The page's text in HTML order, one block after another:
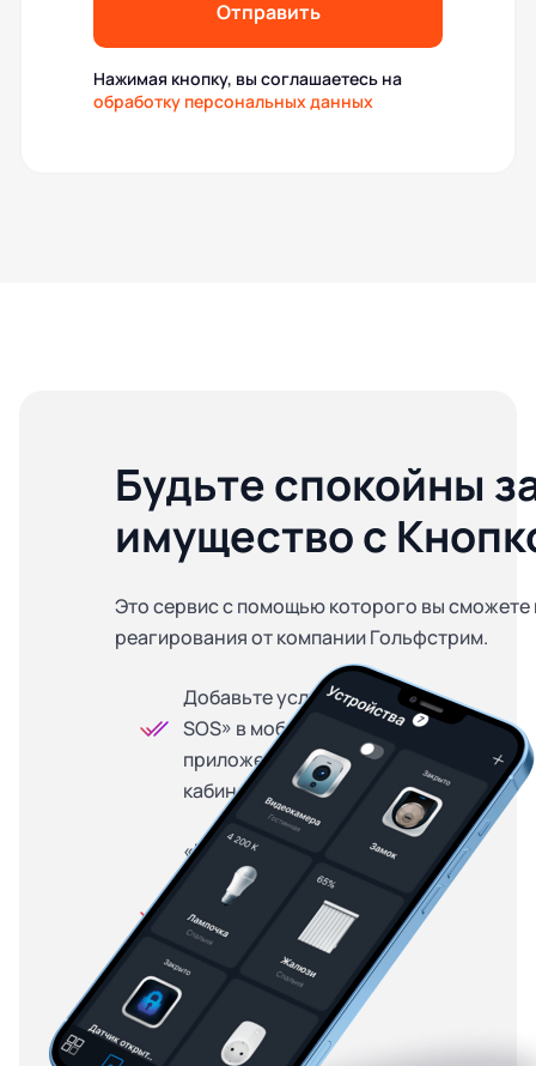
Отправить
Нажимая кнопку, вы соглашаетесь на
обработку персональных данных
Будьте спокойны
имущество с
Это сервис с помощью которого вы сможете
реагирования от компании Гольфстрим.
Добавьте услугу «Кнопка
SOS» в мобильном
приложении или личном
кабинете
«Кнопка SOS» доступна
на особых условиях для
абонентов, купивших
оборудование в
рассрочку — от 299